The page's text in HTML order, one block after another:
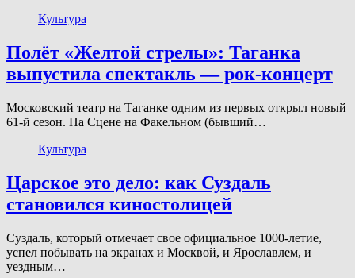
Культура
Полёт «Желтой стрелы»: Таганка
выпустила спектакль — рок-концерт
Московский театр на Таганке одним из первых открыл новый
61-й сезон. На Сцене на Факельном (бывший…
Культура
Царское это дело: как Суздаль
становился киностолицей
Суздаль, который отмечает свое официальное 1000-летие,
успел побывать на экранах и Москвой, и Ярославлем, и
уездным…